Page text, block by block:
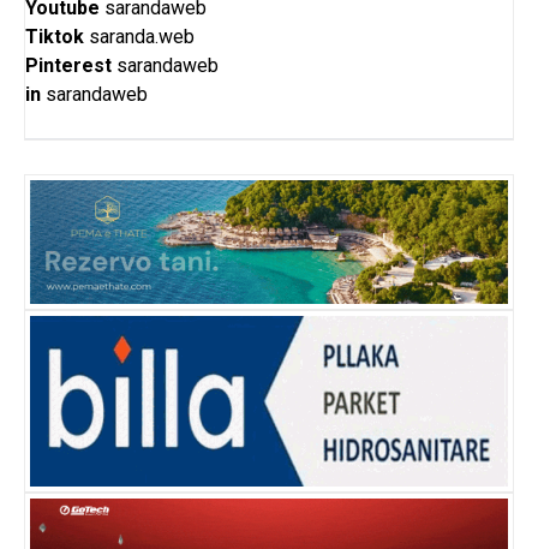
Youtube sarandaweb
Tiktok saranda.web
Pinterest sarandaweb
in sarandaweb